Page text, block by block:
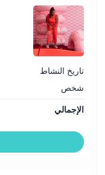
تاريخ النشاط
شخص
الإجمالي